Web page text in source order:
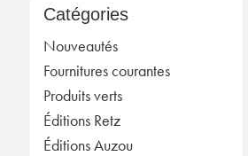
Catégories
Nouveautés
Fournitures courantes
Produits verts
Éditions Retz
Éditions Auzou